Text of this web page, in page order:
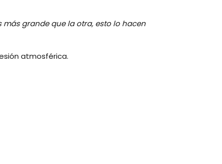
grande que la otra, esto lo hacen
atmosférica.